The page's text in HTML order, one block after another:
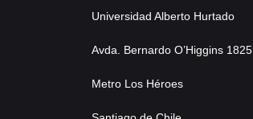
Universidad Alberto Hurtado
Avda. Bernardo O’Higgins 1825
Metro Los Héroes